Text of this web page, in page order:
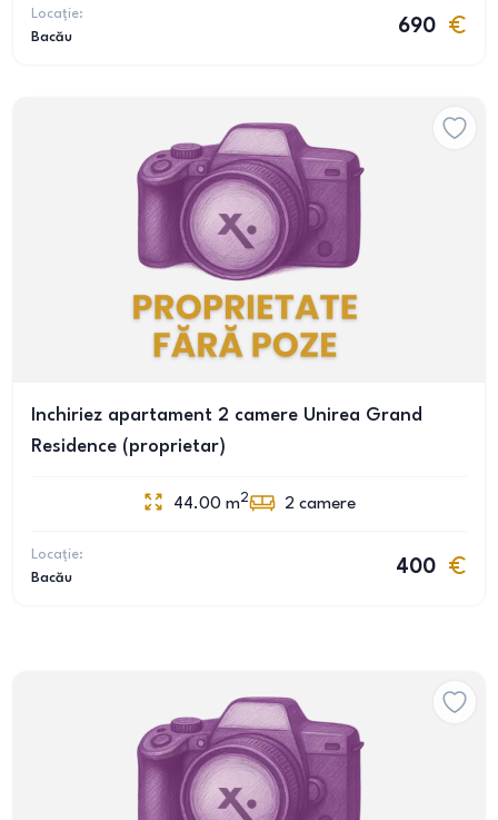
Locație:
Bacău
690
Inchiriez apartament 2 camere Unirea Grand
Residence (proprietar)
44.00 m2 2 camere
Locație:
Bacău
400